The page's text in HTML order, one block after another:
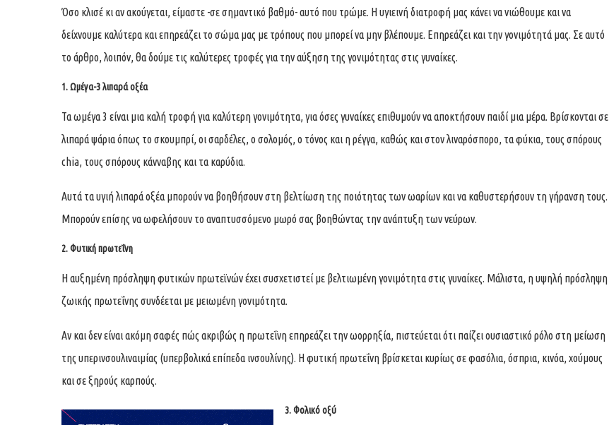
Όσο κλισέ κι αν ακούγεται, είμαστε -σε σημαντικό βαθμό- αυτό που τρώμε. Η υγιεινή διατροφή μας κάνει να νιώθουμε και να
δείχνουμε καλύτερα και επηρεάζει το σώμα μας με τρόπους που μπορεί να μην βλέπουμε. Επηρεάζει και την γονιμότητά μας. Σε αυτό
το άρθρο, λοιπόν, θα δούμε τις καλύτερες τροφές για την αύξηση της γονιμότητας στις γυναίκες.
1. Ωμέγα-3 λιπαρά οξέα
Τα ωμέγα 3 είναι μια καλή τροφή για καλύτερη γονιμότητα, για όσες γυναίκες επιθυμούν να αποκτήσουν παιδί μια μέρα. Βρίσκονται σε
λιπαρά ψάρια όπως το σκουμπρί, οι σαρδέλες, ο σολομός, ο τόνος και η ρέγγα, καθώς και στον λιναρόσπορο, τα φύκια, τους σπόρους
chia, τους σπόρους κάνναβης και τα καρύδια.
Αυτά τα υγιή λιπαρά οξέα μπορούν να βοηθήσουν στη βελτίωση της ποιότητας των ωαρίων και να καθυστερήσουν τη γήρανση τους.
Μπορούν επίσης να ωφελήσουν το αναπτυσσόμενο μωρό σας βοηθώντας την ανάπτυξη των νεύρων.
2. Φυτική πρωτεΐνη
Η αυξημένη πρόσληψη φυτικών πρωτεϊνών έχει συσχετιστεί με βελτιωμένη γονιμότητα στις γυναίκες. Μάλιστα, η υψηλή πρόσληψη
ζωικής πρωτεΐνης συνδέεται με μειωμένη γονιμότητα.
Αν και δεν είναι ακόμη σαφές πώς ακριβώς η πρωτεΐνη επηρεάζει την ωορρηξία, πιστεύεται ότι παίζει ουσιαστικό ρόλο στη μείωση
της υπερινσουλιναιμίας (υπερβολικά επίπεδα ινσουλίνης). Η φυτική πρωτεΐνη βρίσκεται κυρίως σε φασόλια, όσπρια, κινόα, χούμους
και σε ξηρούς καρπούς.
3. Φολικό οξύ